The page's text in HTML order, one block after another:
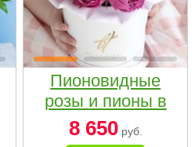
Пионовидные
розы и пионы в
белой коробке
Small
8 650руб.